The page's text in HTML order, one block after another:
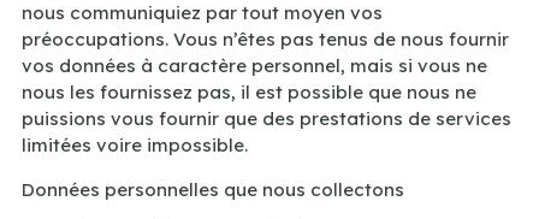
nous communiquiez par tout moyen vos
préoccupations. Vous n’êtes pas tenus de nous fournir
vos données à caractère personnel, mais si vous ne
nous les fournissez pas, il est possible que nous ne
puissions vous fournir que des prestations de services
limitées voire impossible.
Données personnelles que nous collectons